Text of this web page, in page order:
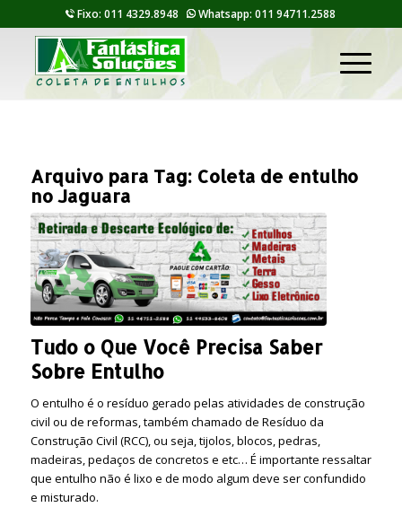
Fixo: 011 4329.8948 Whatsapp: 011 94711.2588
Arquivo para Tag: Coleta de entulho
no Jaguara
Tudo o Que Você Precisa Saber
Sobre Entulho
O entulho é o resíduo gerado pelas atividades de construção
civil ou de reformas, também chamado de Resíduo da
Construção Civil (RCC), ou seja, tijolos, blocos, pedras,
madeiras, pedaços de concretos e etc… É importante ressaltar
que entulho não é lixo e de modo algum deve ser confundido
e misturado.